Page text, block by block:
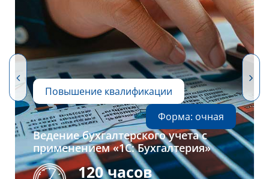
Повышение квалификации
Форма: очная
Ведение бухгалтерского учета с
применением «1С: Бухгалтерия»
120 часов